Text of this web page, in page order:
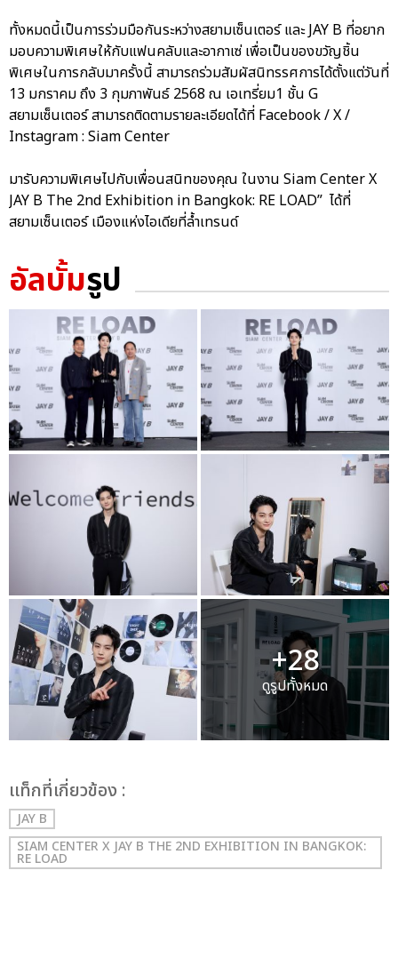
ทั้งหมดนี้เป็นการร่วมมือกันระหว่างสยามเซ็นเตอร์ และ JAY B ที่อยาก
มอบความพิเศษให้กับแฟนคลับและอากาเซ่ เพื่อเป็นของขวัญชิ้น
พิเศษในการกลับมาครั้งนี้ สามารถร่วมสัมผัสนิทรรศการได้ตั้งแต่วันที่
13 มกราคม ถึง 3 กุมภาพันธ์ 2568 ณ เอเทรี่ยม1 ชั้น G
สยามเซ็นเตอร์ สามารถติดตามรายละเอียดได้ที่ Facebook / X /
Instagram : Siam Center
มารับความพิเศษไปกับเพื่อนสนิทของคุณ ในงาน Siam Center X
JAY B The 2nd Exhibition in Bangkok: RE LOAD” ได้ที่
สยามเซ็นเตอร์ เมืองแห่งไอเดียที่ล้ำเทรนด์
อัลบั้มรูป
+28
ดูรูปทั้งหมด
เเท็กที่เกี่ยวข้อง :
JAY B
SIAM CENTER X JAY B THE 2ND EXHIBITION IN BANGKOK:
RE LOAD